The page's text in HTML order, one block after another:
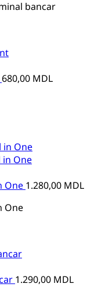
bancar
680,00 MDL
One 1.280,00 MDL
One
1.290,00 MDL